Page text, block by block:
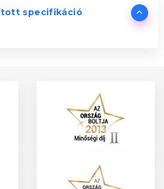
specifikáció